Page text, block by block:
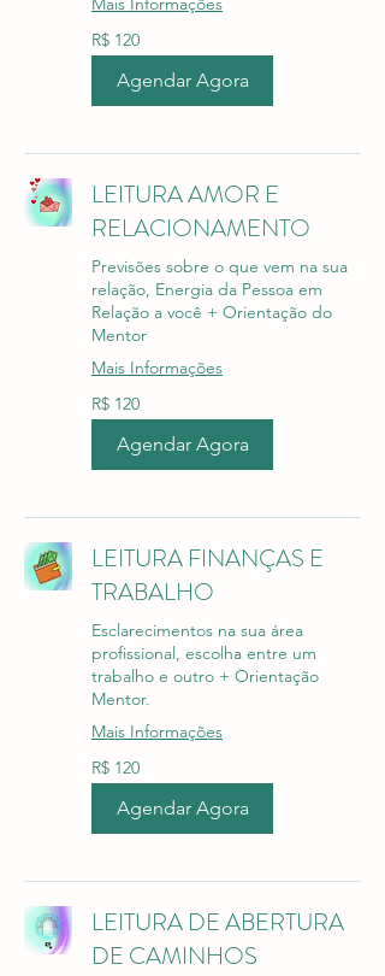
120
Reais
brasileiros
R$ 120
Agendar Agora
LEITURA AMOR E
RELACIONAMENTO
Previsões sobre o que vem na sua
relação, Energia da Pessoa em
Relação a você + Orientação do
Mentor
Mais Informações
120
Reais
brasileiros
R$ 120
Agendar Agora
LEITURA FINANÇAS E
TRABALHO
Esclarecimentos na sua área
profissional, escolha entre um
trabalho e outro + Orientação
Mentor.
Mais Informações
120
Reais
brasileiros
R$ 120
Agendar Agora
LEITURA DE ABERTURA
DE CAMINHOS